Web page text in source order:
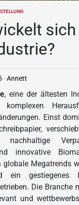
sich
Annett
, eine der ältesten
Einst
innovative
globale Megatrends
ein gestiegenes
Die Branche
und